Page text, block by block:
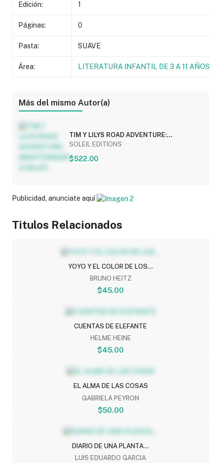
Edición: 1
Páginas: 0
Pasta: SUAVE
Área: LITERATURA INFANTIL DE 3 A 11 AÑOS
Más del mismo Autor(a)
TIM Y LILYS ROAD ADVENTURE:
¡MANTENGASE A SALVO...
SOLEIL EDITIONS
$522.00
Publicidad, anunciate aquí
Titulos Relacionados
YOYO Y EL COLOR DE LOS...
BRUNO HEITZ
$45.00
CUENTAS DE ELEFANTE
HELME HEINE
$45.00
EL ALMA DE LAS COSAS
GABRIELA PEYRON
$50.00
DIARIO DE UNA PLANTA...
LUIS EDUARDO GARCIA